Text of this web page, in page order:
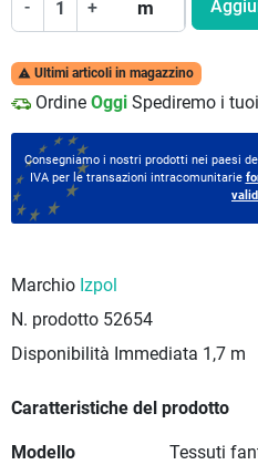
- + m
 Ultimi articoli in magazzino
Ordine Oggi Spediremo i
Consegniamo i nostri prodotti nei paesi
IVA per le transazioni intracomunitarie
Marchio Izpol
N. prodotto 52654
Disponibilità Immediata 1,7 m
Caratteristiche del prodotto
Modello
Tessuti